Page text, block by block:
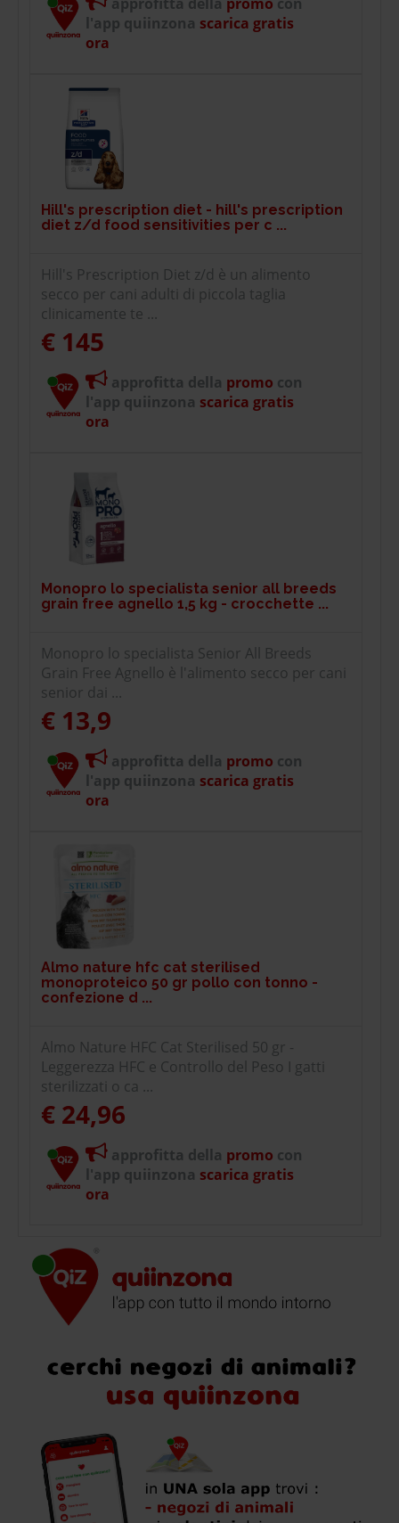
l'app quiinzona scarica gratis
ora
Hill's prescription diet - hill's prescription
diet z/d food sensitivities per c ...
Hill's Prescription Diet z/d è un alimento
secco per cani adulti di piccola taglia
clinicamente te ...
€ 145
approfitta della promo con
l'app quiinzona scarica gratis
ora
Monopro lo specialista senior all breeds
grain free agnello 1,5 kg - crocchette ...
Monopro lo specialista Senior All Breeds
Grain Free Agnello è l'alimento secco per cani
senior dai ...
€ 13,9
approfitta della promo con
l'app quiinzona scarica gratis
ora
Almo nature hfc cat sterilised
monoproteico 50 gr pollo con tonno -
confezione d ...
Almo Nature HFC Cat Sterilised 50 gr -
Leggerezza HFC e Controllo del Peso I gatti
sterilizzati o ca ...
€ 24,96
approfitta della promo con
l'app quiinzona scarica gratis
ora